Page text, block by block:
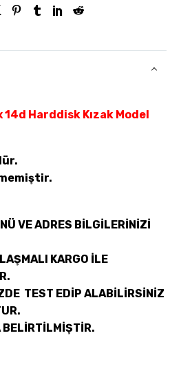
Harddisk Kızak Model
VE ADRES BİLGİLERİNİZİ
KARGO İLE
TEST EDİP ALABİLİRSİNİZ
BELİRTİLMİŞTİR.